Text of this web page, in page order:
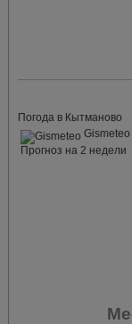
Погода в Кытманово
Gismeteo
Прогноз на 2 недели